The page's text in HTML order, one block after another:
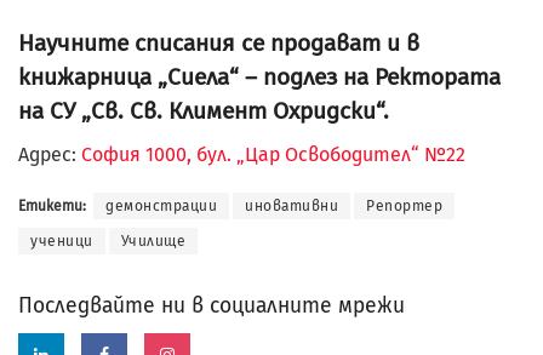
Научните списания се продават и в
книжарница „Сиела“ – подлез на Ректората
на СУ „Св. Св. Климент Охридски“.
Адрес: София 1000, бул. „Цар Освободител“ №22
Етикети: демонстрации иновативни Репортер
ученици Училище
Последвайте ни в социалните мрежи